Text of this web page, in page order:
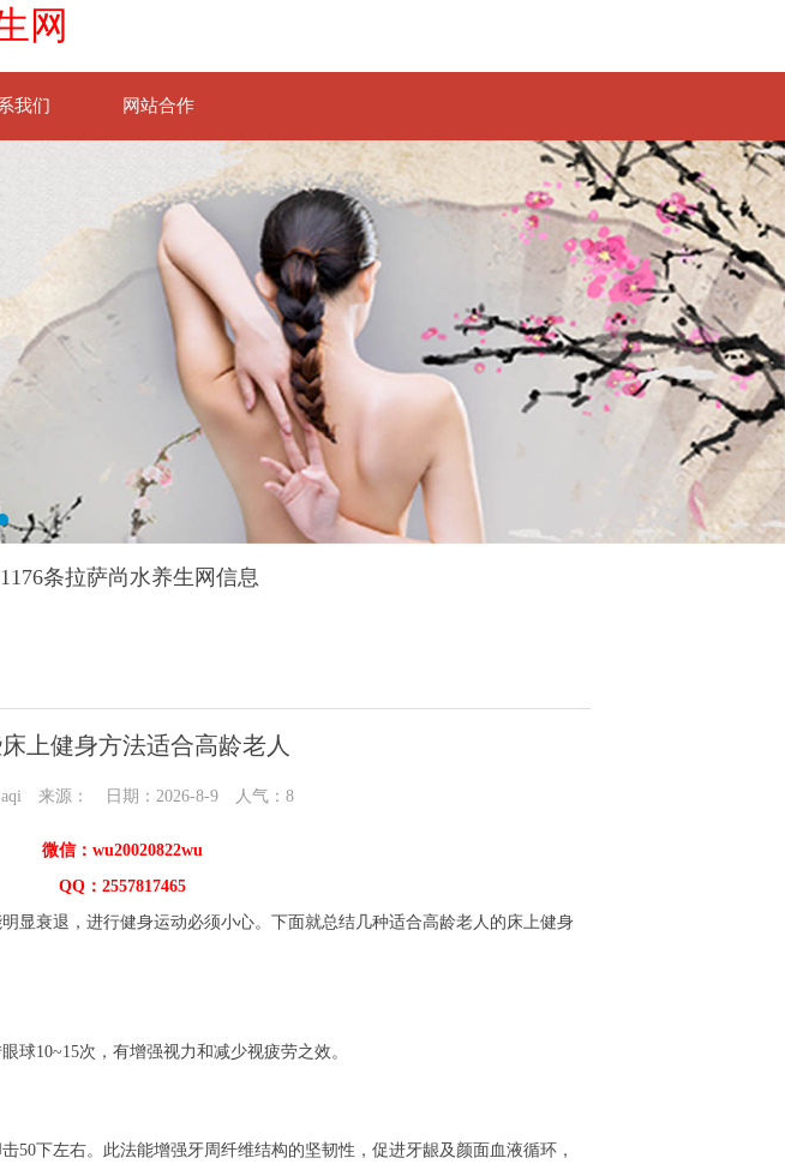
网
我们 网站合作
条拉萨尚水养生网信息
上健身方法适合高龄老人
aqi 来源： 日期：2026-8-9 人气： 8
微信：wu20020822wu
QQ：2557817465
显衰退，进行健身运动必须小心。下面就总结几种适合高龄老人的床上健身
球10~15次，有增强视力和减少视疲劳之效。
50下左右。此法能增强牙周纤维结构的坚韧性，促进牙龈及颜面血液循环，